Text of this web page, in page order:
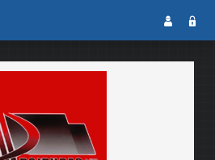
GRATUITE